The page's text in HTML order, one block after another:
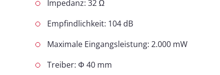
Impedanz: 32 Ω
Empfindlichkeit: 104 dB
Maximale Eingangsleistung: 2.000 mW
Treiber: Φ 40 mm